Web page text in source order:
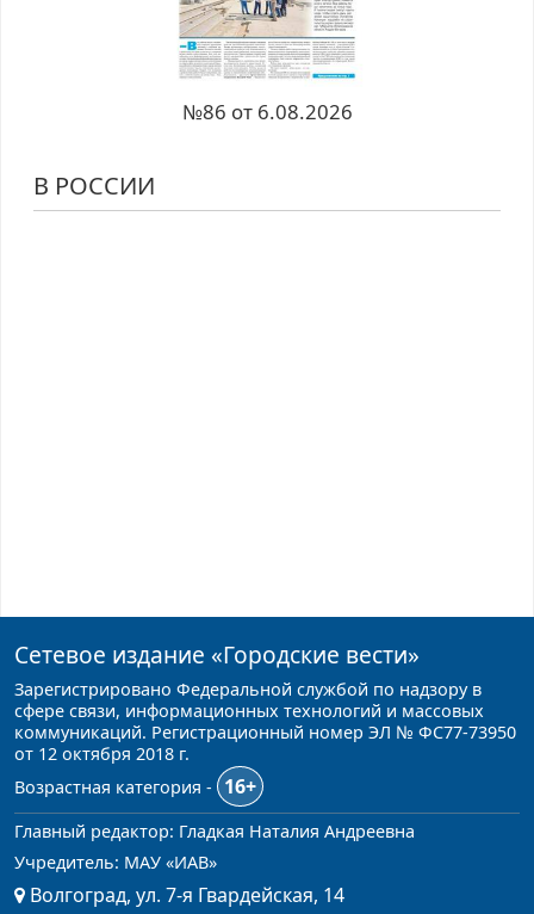
№86 от 6.08.2026
В РОССИИ
Сетевое издание «Городские вести»
Зарегистрировано Федеральной службой по надзору в
сфере связи, информационных технологий и массовых
коммуникаций. Регистрационный номер ЭЛ № ФС77-73950
от 12 октября 2018 г.
Возрастная категория -
16+
Главный редактор: Гладкая Наталия Андреевна
Учредитель: МАУ «ИАВ»
Волгоград, ул. 7-я Гвардейская, 14